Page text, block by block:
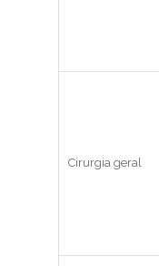
Cirurgia geral